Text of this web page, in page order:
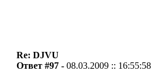
Re: DJVU
Ответ #97 -08.03.2009 :: 16:55:58